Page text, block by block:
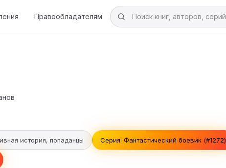
Правообладателям
история, попаданцы Серия: Фантастический боевик (#1272)